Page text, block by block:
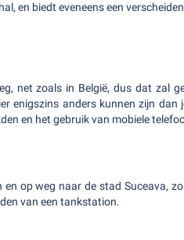
en biedt eveneens een
net zoals in België, dus dat zal
enigszins anders kunnen zijn dan
en het gebruik van mobiele
op weg naar de stad Suceava,
van een tankstation.